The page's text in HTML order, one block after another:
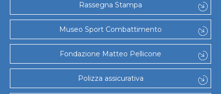
Rassegna Stampa
Museo Sport Combattimento
Fondazione Matteo Pellicone
Polizza assicurativa